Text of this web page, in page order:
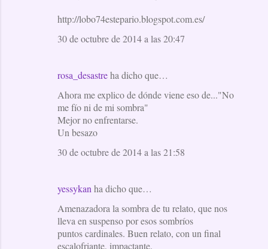
http://lobo74estepario.blogspot.com.es/
30 de octubre de 2014 a las 20:47
rosa_desastreha dicho que…
Ahora me explico de dónde viene eso de..."No
me fío ni de mi sombra"
Mejor no enfrentarse.
Un besazo
30 de octubre de 2014 a las 21:58
yessykan ha dicho que…
Amenazadora la sombra de tu relato, que nos
lleva en suspenso por esos sombríos
puntos cardinales. Buen relato, con un final
escalofriante, impactante.